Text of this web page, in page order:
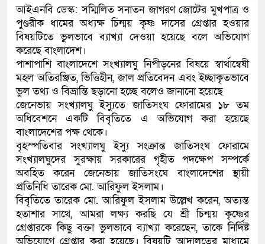
নতুন মামলায় গ্রেফতার দেখানো
কলিমউল্লাহকে (ভিডিও)
আইএনবি ডেস্ক: সম্মিলিত সনাতন জাগরণ জোটের মুখপাত্র ও
পুণ্ডরীক ধামের অধ্যক্ষ চিন্ময় কৃষ্ণ দাসের গ্রেপ্তার হওয়ার
বিষয়টিতে ভুলভাবে ব্যাখ্যা দেওয়া হয়েছে বলে অভিযোগ
করেছে বাংলাদেশ।
পাশাপাশি বাংলাদেশে সংখ্যালঘু নিপীড়নের বিষয়ে স্বার্থান্বেষী
মহল অতিরঞ্জিত, ভিত্তিহীন, জাল প্রতিবেদন এবং ইচ্ছাকৃতভাবে
ভুল তথ্য ও বিভ্রান্তি ছড়ানো হচ্ছে বলেও জানানো হয়েছে
জেনেভায় সংখ্যালঘু ইস্যুতে জাতিসংঘ ফোরামের ১৮ তম
অধিবেশনে একটি বিবৃতিতে এ অভিযোগ করা হয়েছে
বাংলাদেশের পক্ষ থেকে।
বৃহস্পতিবার সংখ্যালঘু ইস্যু সংক্রান্ত জাতিসংঘ ফোরামে
সংখ্যালঘুদের সুরক্ষায় সরকারের গৃহীত পদক্ষেপ সম্পর্কে
অবহিত করেন জেনেভায় জাতিসংঘে বাংলাদেশের স্থায়ী
প্রতিনিধি তারেক মো. আরিফুল ইসলাম।
বিবৃতিতে তারেক মো. আরিফুল ইসলাম উল্লেখ করেন, অত্যন্ত
হতাশার সাথে, আমরা লক্ষ্য করছি যে শ্রী চিন্ময় কৃষ্ণের
গ্রেপ্তারকে কিছু বক্তা ভুলভাবে ব্যাখ্যা করেছেন, তাকে নির্দিষ্ট